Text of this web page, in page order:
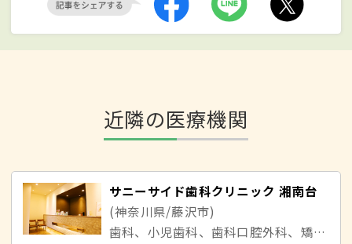
近隣の医療機関
サニーサイド歯科クリニック 湘南台
(神奈川県/藤沢市)
歯科、小児歯科、歯科口腔外科、矯正歯科